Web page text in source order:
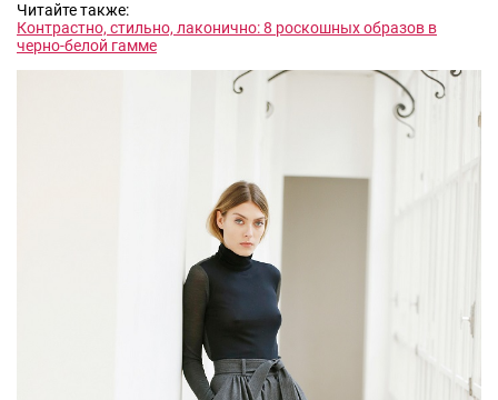
Читайте также:
Контрастно, стильно, лаконично: 8 роскошных образов в
черно-белой гамме